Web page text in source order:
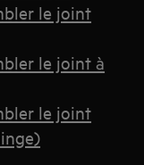
le joint
le joint à
le joint